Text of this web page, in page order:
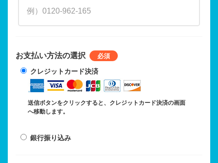
お支払い方法の選択
クレジットカード決済
送信ボタンをクリックすると、クレジットカード決済の画面
へ移動します。
銀行振り込み